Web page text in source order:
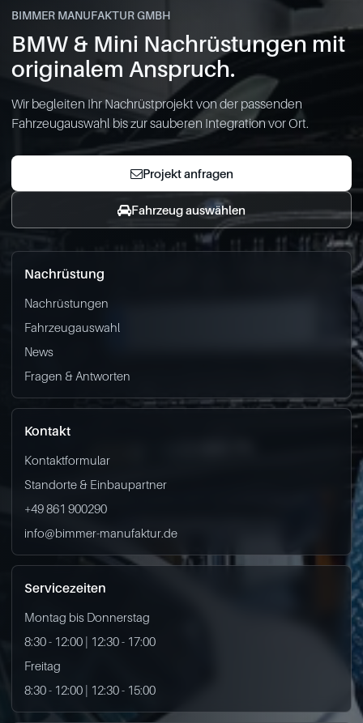
BIMMER MANUFAKTUR GMBH
BMW & Mini Nachrüstungen mit
originalem Anspruch.
Wir begleiten Ihr Nachrüstprojekt von der passenden
Fahrzeugauswahl bis zur sauberen Integration vor Ort.
Projekt anfragen
Fahrzeug auswählen
Nachrüstung
Nachrüstungen
Fahrzeugauswahl
News
Fragen & Antworten
Kontakt
Kontaktformular
Standorte & Einbaupartner
+49 861 900290
info@bimmer-manufaktur.de
Servicezeiten
Montag bis Donnerstag
8:30 - 12:00 | 12:30 - 17:00
Freitag
8:30 - 12:00 | 12:30 - 15:00